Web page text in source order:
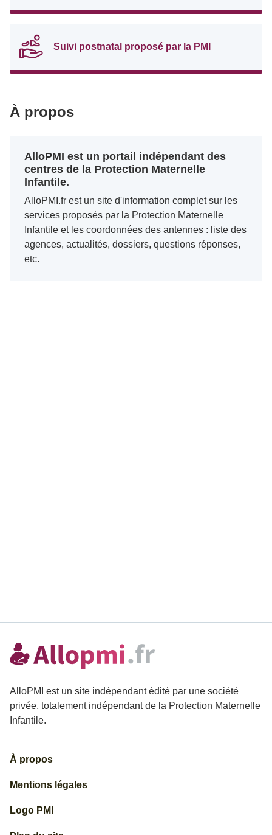
Suivi postnatal proposé par la PMI
À propos
AlloPMI est un portail indépendant des
centres de la Protection Maternelle
Infantile.
AlloPMI.fr est un site d'information complet sur les
services proposés par la Protection Maternelle
Infantile et les coordonnées des antennes : liste des
agences, actualités, dossiers, questions réponses,
etc.
AlloPMI est un site indépendant édité par une société
privée, totalement indépendant de la Protection Maternelle
Infantile.
À propos
Mentions légales
Logo PMI